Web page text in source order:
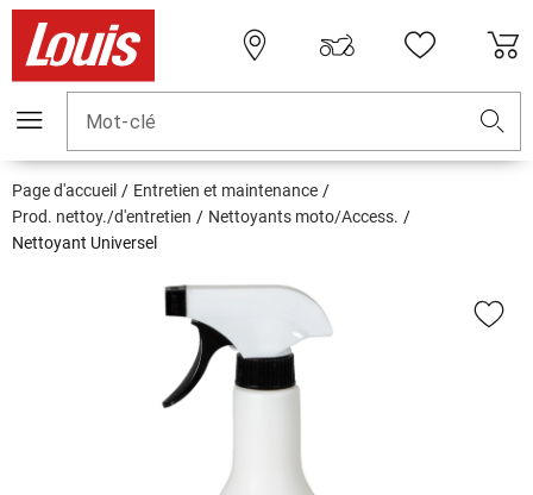
Mot-clé
Page d'accueil
Entretien et maintenance
Prod. nettoy./d'entretien
Nettoyants moto/Access.
Nettoyant Universel